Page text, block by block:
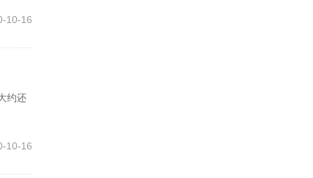
10-16
约还
10-16